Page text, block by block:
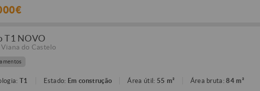
T1 NOVO
Viana do Castelo
T1 Estado: Em construção Área útil: 55 m² Área bruta:84 m²